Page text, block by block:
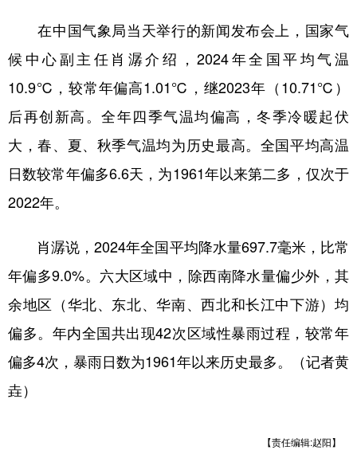
访谈 视频 图片 政务
法律 中央文件 金融 汽车
食品 人居 信息化 数字经济
学术中国 乡村振兴 银龄 溯源中国
彩票
北京 天津 河北 山西
在中国气象局当天举行的新闻发布会上，国家气
候中心副主任肖潺介绍，2024年全国平均气温
10.9℃，较常年偏高1.01℃，继2023年（10.71℃）
后再创新高。全年四季气温均偏高，冬季冷暖起伏
大，春、夏、秋季气温均为历史最高。全国平均高温
日数较常年偏多6.6天，为1961年以来第二多，仅次于
2022年。
肖潺说，2024年全国平均降水量697.7毫米，比常
年偏多9.0%。六大区域中，除西南降水量偏少外，其
余地区（华北、东北、华南、西北和长江中下游）均
偏多。年内全国共出现42次区域性暴雨过程，较常年
偏多4次，暴雨日数为1961年以来历史最多。（记者黄
垚）
【责任编辑:赵阳】